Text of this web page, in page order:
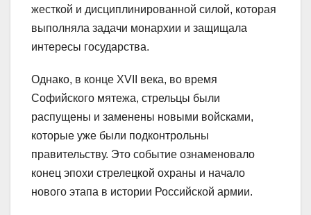
жесткой и дисциплинированной силой, которая
выполняла задачи монархии и защищала
интересы государства.
Однако, в конце XVII века, во время
Софийского мятежа, стрельцы были
распущены и заменены новыми войсками,
которые уже были подконтрольны
правительству. Это событие ознаменовало
конец эпохи стрелецкой охраны и начало
нового этапа в истории Российской армии.